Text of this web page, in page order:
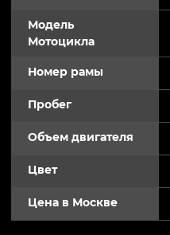
Модель
Мотоцикла
Номер рамы
Пробег
Объем двигателя
Цвет
Цена в Москве